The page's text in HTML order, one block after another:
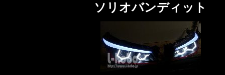
ソリオバンディット